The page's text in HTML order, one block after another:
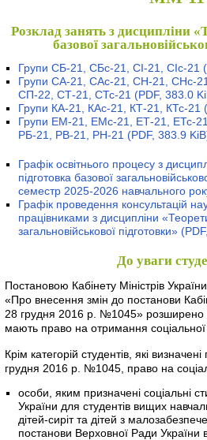
Розклад занять з дисципліни
базової
Групи СБ-21, СБс-21, СІ-21, СІс-21
Групи СА-21, САс-21, СН-21, СНс-
СП-22, СТ-21, СТс-21 (PDF, 383.0
Групи КА-21, КАс-21, КТ-21, КТс-21
Групи ЕМ-21, ЕМс-21, ЕТ-21, ЕТс-
РБ-21, РВ-21, РН-21 (PDF, 383.9
Графік освітнього процесу з
підготовка базової
семестр 2025-2026 навчального
Графік проведення консультацій
працівниками з дисципліни
загальновійськової підготовки»
До уваги
Постановою Кабінету Міністрів
«Про внесення змін до постанови
28 грудня 2016 р. №1045» розширено
мають право на отримання соціальної
Крім категорій студентів, які
грудня 2016 р. №1045, право на
особи, яким призначені соціальні
України для студентів вищих
дітей-сиріт та дітей з
постанови Верховної Ради